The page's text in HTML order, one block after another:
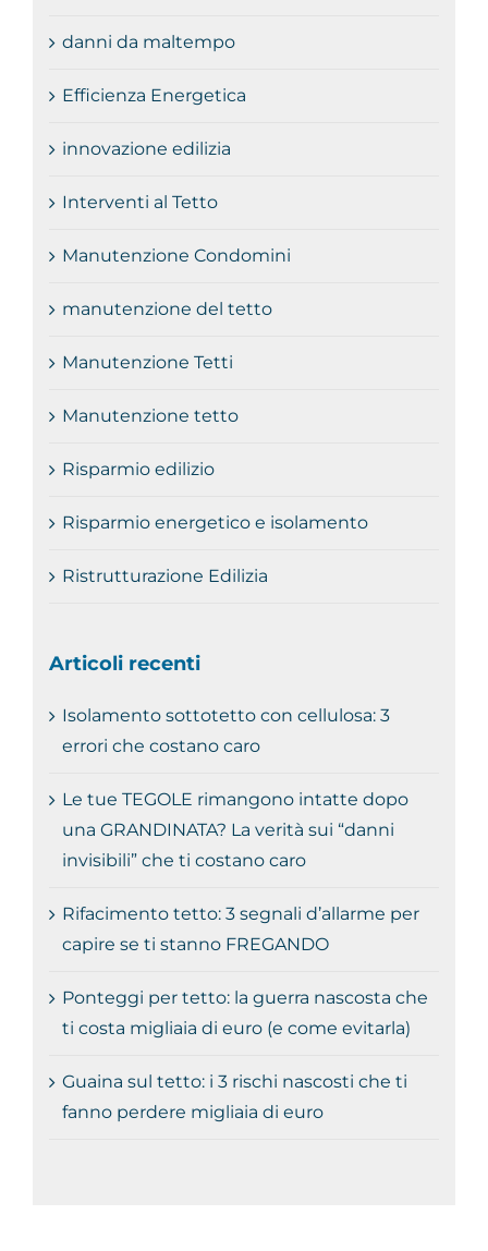
danni da maltempo
Efficienza Energetica
innovazione edilizia
Interventi al Tetto
Manutenzione Condomini
manutenzione del tetto
Manutenzione Tetti
Manutenzione tetto
Risparmio edilizio
Risparmio energetico e isolamento
Ristrutturazione Edilizia
Articoli recenti
Isolamento sottotetto con cellulosa: 3
errori che costano caro
Le tue TEGOLE rimangono intatte dopo
una GRANDINATA? La verità sui “danni
invisibili” che ti costano caro
Rifacimento tetto: 3 segnali d’allarme per
capire se ti stanno FREGANDO
Ponteggi per tetto: la guerra nascosta che
ti costa migliaia di euro (e come evitarla)
Guaina sul tetto: i 3 rischi nascosti che ti
fanno perdere migliaia di euro